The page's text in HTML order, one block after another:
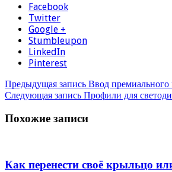
Facebook
Twitter
Google +
Stumbleupon
LinkedIn
Pinterest
Предыдущая запись Ввод премиального
Следующая запись Профили для
Похожие записи
Как перенести своё крыльцо